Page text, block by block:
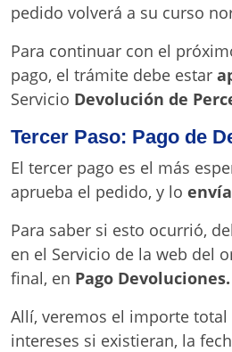
pedido volverá a su curso
Para continuar con el
pago, el trámite debe estar
Servicio Devolución de
Tercer Paso: Pago de
El tercer pago es el más
aprueba el pedido, y lo
Para saber si esto ocurrió,
en el Servicio de la web del
final, en Pago Devoluciones.
Allí, veremos el importe total
intereses si existieran, la